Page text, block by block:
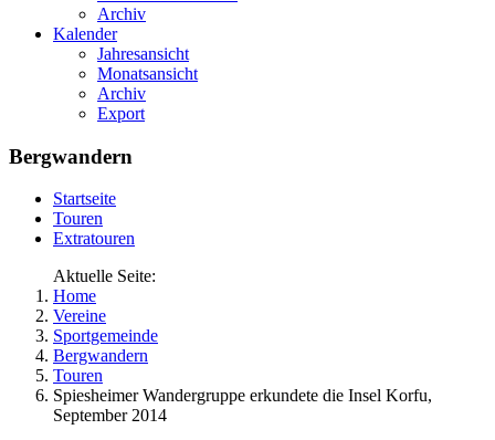
Archiv
Kalender
Jahresansicht
Monatsansicht
Archiv
Export
Bergwandern
Startseite
Touren
Extratouren
Aktuelle Seite:
Home
Vereine
Sportgemeinde
Bergwandern
Touren
Spiesheimer Wandergruppe erkundete die Insel Korfu,
September 2014